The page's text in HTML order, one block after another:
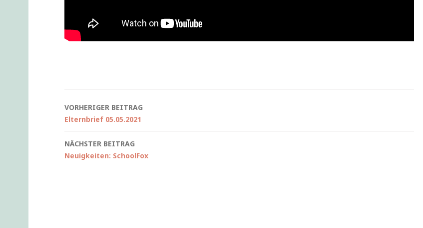
Beitragsnavigation
VORHERIGER BEITRAG
Elternbrief 05.05.2021
NÄCHSTER BEITRAG
Neuigkeiten: SchoolFox